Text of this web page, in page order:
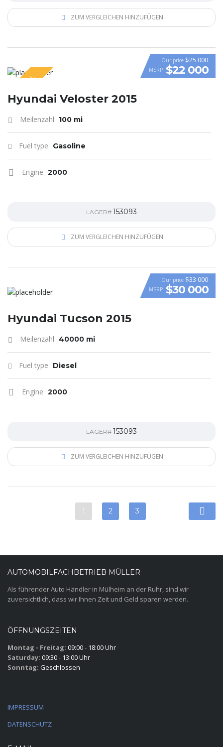
ZUM VERGLEICHEN HINZUFÜGEN
VIDEO
SPECIAL
Our price $25 000
MSRP $22 000
Hyundai Veloster 2015
Meilenzahl 100 mi
Fuel type Gasoline
Engine 2000
LAGER# 153093
ZUM VERGLEICHEN HINZUFÜGEN
VIDEO
Our price $33 000
MSRP $30 000
Hyundai Tucson 2015
Meilenzahl 40000 mi
Fuel type Diesel
Engine 2000
LAGER# 153093
ZUM VERGLEICHEN HINZUFÜGEN
1 2 3
AUTOMOBILFACHBETRIEB MÜLLER
Als führender Auto Händler in Mülheim an der Ruhr, sind wir
zuversichtlich, dass wir Ihnen Zeit und Geld sparen werden.
ÖFFNUNGSZEITEN
Montag - Freitag: 09:00 - 18:00 Uhr
Saturday: 09:30 - 13:00 Uhr
Sonntag: Geschlossen
IMPRESSUM
DATENSCHUTZ